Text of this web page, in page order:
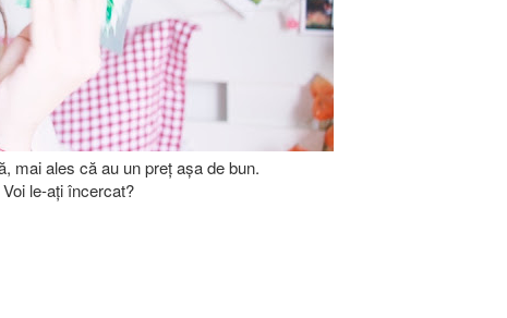
mai ales că au un preț așa de bun.
Voi le-ați încercat?